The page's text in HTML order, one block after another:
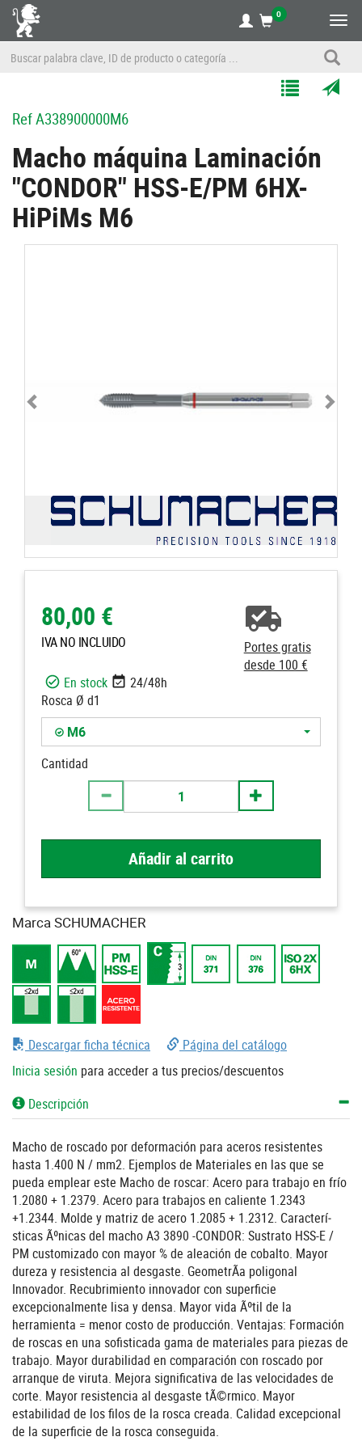
0
Listas
RefA338900000M6
Macho máquina Laminación
"CONDOR" HSS-E/PM 6HX-
HiPiMs M6
80,00 €
IVA NO INCLUIDO
Portes gratis
desde 100 €
En stock
24/48h
Rosca Ø d1
M6
Cantidad
Añadir al carrito
Marca SCHUMACHER
Descargar ficha técnica
Página del catálogo
Inicia sesión para acceder a tus precios/descuentos
Descripción
Macho de roscado por deformación para aceros resistentes
hasta 1.400 N / mm2. Ejemplos de Materiales en las que se
pueda emplear este Macho de roscar: Acero para trabajo en frí­o
1.2080 + 1.2379. Acero para trabajos en caliente 1.2343
+1.2344. Molde y matriz de acero 1.2085 + 1.2312. Caracterí­
sticas Ãºnicas del macho A3 3890 -CONDOR: Sustrato HSS-E /
PM customizado con mayor % de aleación de cobalto. Mayor
dureza y resistencia al desgaste. GeometrÃ­a poligonal
Innovador. Recubrimiento innovador con superficie
excepcionalmente lisa y densa. Mayor vida Ãºtil de la
herramienta = menor costo de producción. Ventajas: Formación
de roscas en una sofisticada gama de materiales para piezas de
trabajo. Mayor durabilidad en comparación con roscado por
arranque de viruta. Mejora significativa de las velocidades de
corte. Mayor resistencia al desgaste tÃ©rmico. Mayor
estabilidad de los filos de la rosca creada. Calidad excepcional
de la superficie de la rosca conseguida.